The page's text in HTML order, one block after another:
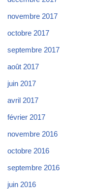
novembre 2017
octobre 2017
septembre 2017
août 2017
juin 2017
avril 2017
février 2017
novembre 2016
octobre 2016
septembre 2016
juin 2016